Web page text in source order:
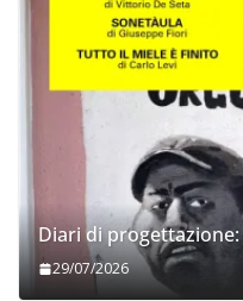
Diari di
29/07/2026